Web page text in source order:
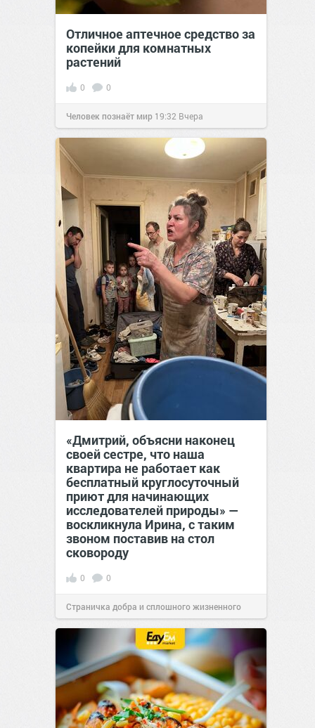
Отличное аптечное средство за
копейки для комнатных
растений
0 0
Человек познаёт мир 19:32 Вчера
«Дмитрий, объясни наконец
своей сестре, что наша
квартира не работает как
бесплатный круглосуточный
приют для начинающих
исследователей природы» —
воскликнула Ирина, с таким
звоном поставив на стол
сковороду
0 0
Страничка добра и сплошного жизненного
позитива!00:2807 авг 2026